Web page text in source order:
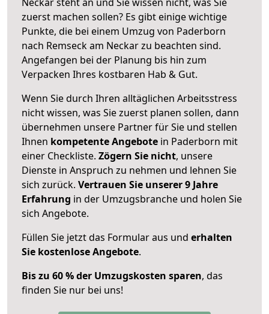
zuerst machen sollen? Es gibt einige wichtige
Punkte, die bei einem Umzug von Paderborn
nach Remseck am Neckar zu beachten sind.
Angefangen bei der Planung bis hin zum
Verpacken Ihres kostbaren Hab & Gut.
Wenn Sie durch Ihren alltäglichen Arbeitsstress
nicht wissen, was Sie zuerst planen sollen, dann
übernehmen unsere Partner für Sie und stellen
Ihnen kompetente Angebote in Paderborn mit
einer Checkliste. Zögern Sie nicht, unsere
Dienste in Anspruch zu nehmen und lehnen Sie
sich zurück. Vertrauen Sie unserer 9 Jahre
Erfahrung in der Umzugsbranche und holen Sie
sich Angebote.
Füllen Sie jetzt das Formular aus und erhalten
Sie kostenlose Angebote.
Bis zu 60 % der Umzugskosten sparen, das
finden Sie nur bei uns!